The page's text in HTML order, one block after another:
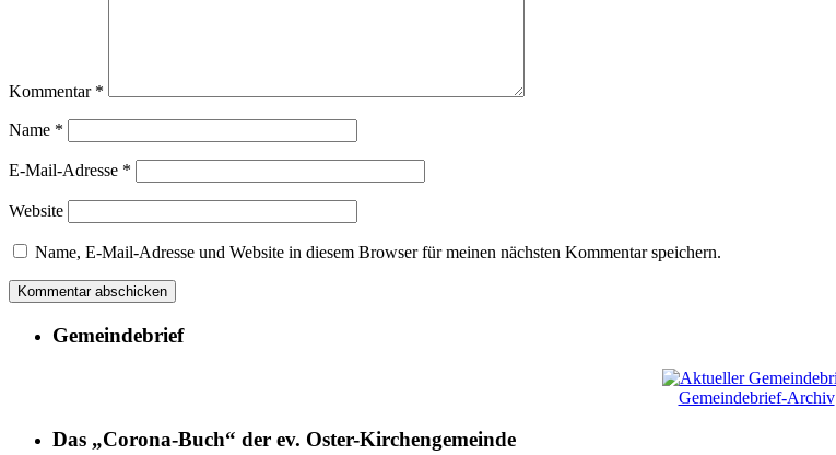
Kommentar *
Name *
E-Mail-Adresse *
Website
Name, E-Mail-Adresse und Website in diesem Browser für meinen nächsten Kommentar speichern.
Gemeindebrief
Gemeindebrief-Archiv
Das „Corona-Buch“ der ev. Oster-Kirchengemeinde